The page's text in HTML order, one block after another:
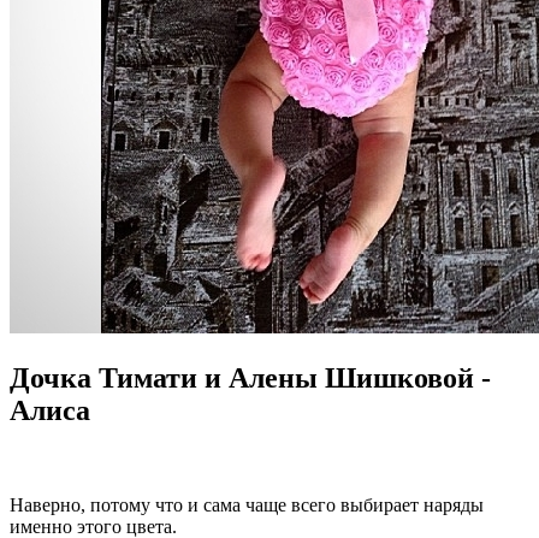
Дочка Тимати и Алены Шишковой -
Алиса
Наверно, потому что и сама чаще всего выбирает наряды
именно этого цвета.